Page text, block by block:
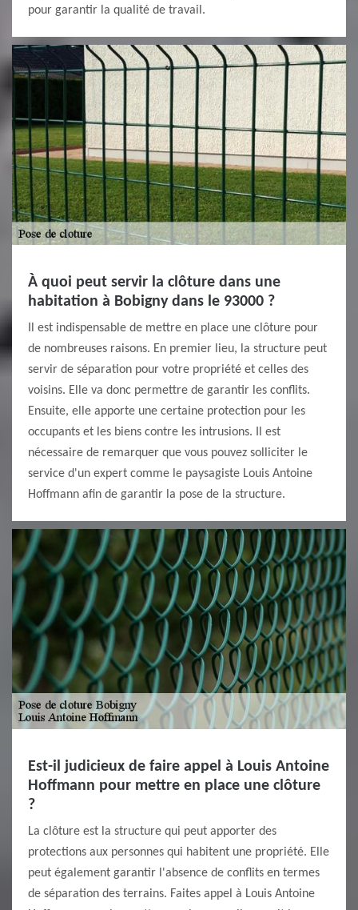
pour garantir la qualité de travail.
À quoi peut servir la clôture dans une
habitation à Bobigny dans le 93000 ?
Il est indispensable de mettre en place une clôture pour
de nombreuses raisons. En premier lieu, la structure peut
servir de séparation pour votre propriété et celles des
voisins. Elle va donc permettre de garantir les conflits.
Ensuite, elle apporte une certaine protection pour les
occupants et les biens contre les intrusions. Il est
nécessaire de remarquer que vous pouvez solliciter le
service d'un expert comme le paysagiste Louis Antoine
Hoffmann afin de garantir la pose de la structure.
Est-il judicieux de faire appel à Louis Antoine
Hoffmann pour mettre en place une clôture
?
La clôture est la structure qui peut apporter des
protections aux personnes qui habitent une propriété. Elle
peut également garantir l'absence de conflits en termes
de séparation des terrains. Faites appel à Louis Antoine